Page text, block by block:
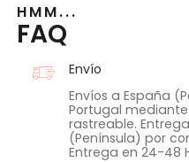
HMM...
FAQ
Envío
Envíos a España
Portugal
rastreable.
(Península) por
Entrega en 24-48